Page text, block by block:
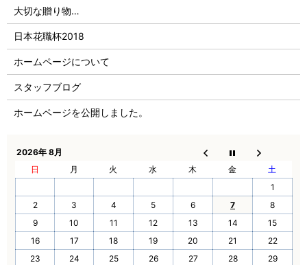
大切な贈り物…
日本花職杯2018
ホームページについて
スタッフブログ
ホームページを公開しました。
2026年 8月
日
月 火 水 木 金
土
1
2
3 4 5 6 7
8
9
10 11 12 13 14
15
16
17 18 19 20 21
22
23
24 25 26 27 28
29